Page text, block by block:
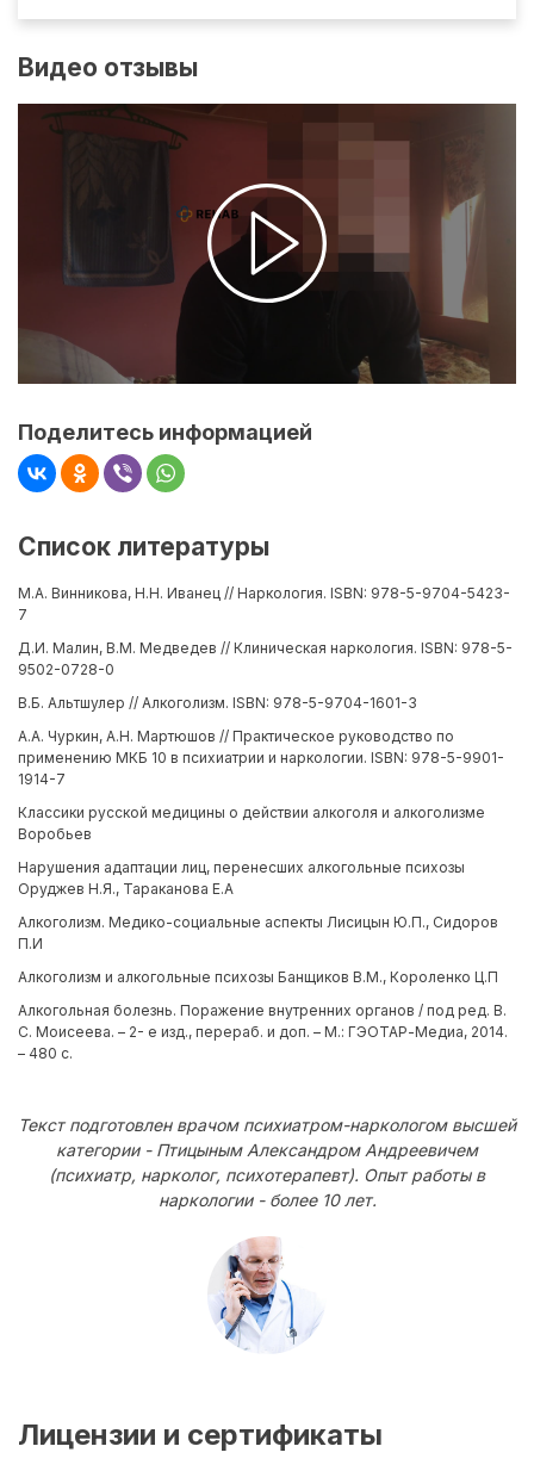
Видео отзывы
Поделитесь информацией
Список литературы
М.А. Винникова, Н.Н. Иванец // Наркология. ISBN: 978-5-9704-5423-
7
Д.И. Малин, В.М. Медведев // Клиническая наркология. ISBN: 978-5-
9502-0728-0
В.Б. Альтшулер // Алкоголизм. ISBN: 978-5-9704-1601-3
А.А. Чуркин, А.Н. Мартюшов // Практическое руководство по
применению МКБ 10 в психиатрии и наркологии. ISBN: 978-5-9901-
1914-7
Классики русской медицины о действии алкоголя и алкоголизме
Воробьев
Нарушения адаптации лиц, перенесших алкогольные психозы
Оруджев Н.Я., Тараканова Е.А
Алкоголизм. Медико-социальные аспекты Лисицын Ю.П., Сидоров
П.И
Алкоголизм и алкогольные психозы Банщиков В.М., Короленко Ц.П
Алкогольная болезнь. Поражение внутренних органов / под ред. В.
С. Моисеева. – 2- е изд., перераб. и доп. – М.: ГЭОТАР-Медиа, 2014.
– 480 с.
Текст подготовлен врачом психиатром-наркологом высшей
категории - Птицыным Александром Андреевичем
(психиатр, нарколог, психотерапевт). Опыт работы в
наркологии - более 10 лет.
Лицензии и сертификаты